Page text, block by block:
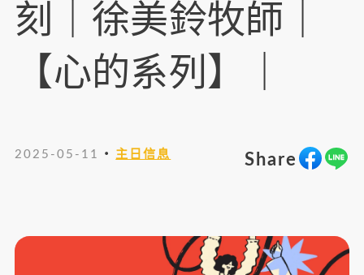
刻｜徐美鈴牧師｜
【心的系列】｜
2025-05-11 ・主日信息 Share